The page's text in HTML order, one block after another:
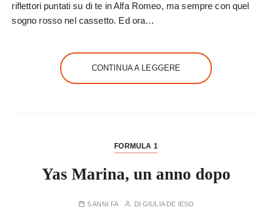
riflettori puntati su di te in Alfa Romeo, ma sempre con quel
sogno rosso nel cassetto. Ed ora…
CONTINUA A LEGGERE
FORMULA 1
Yas Marina, un anno dopo
5 ANNI FA DI GIULIA DE IESO